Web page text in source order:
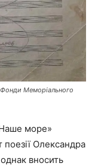
Меморіального
море»
поезії Олександра
вносить